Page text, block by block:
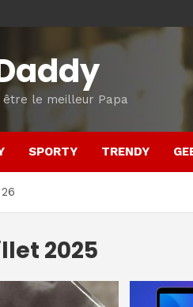
être le meilleur Papa
SPORTY TRENDY
26
2025